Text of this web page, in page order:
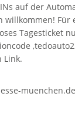
auf der
willkommen! Für
Tagesticket
Link.
muenchen.de